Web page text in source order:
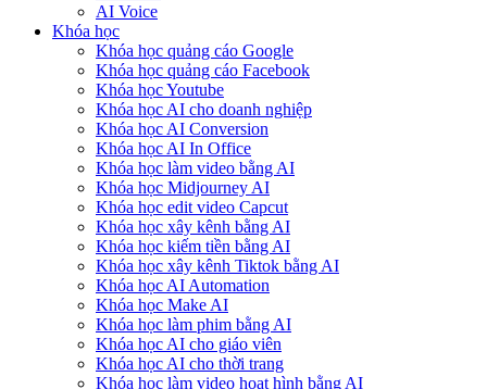
AI Voice
Khóa học
Khóa học quảng cáo Google
Khóa học quảng cáo Facebook
Khóa học Youtube
Khóa học AI cho doanh nghiệp
Khóa học AI Conversion
Khóa học AI In Office
Khóa học làm video bằng AI
Khóa học Midjourney AI
Khóa học edit video Capcut
Khóa học xây kênh bằng AI
Khóa học kiếm tiền bằng AI
Khóa học xây kênh Tiktok bằng AI
Khóa học AI Automation
Khóa học Make AI
Khóa học làm phim bằng AI
Khóa học AI cho giáo viên
Khóa học AI cho thời trang
Khóa học làm video hoạt hình bằng AI